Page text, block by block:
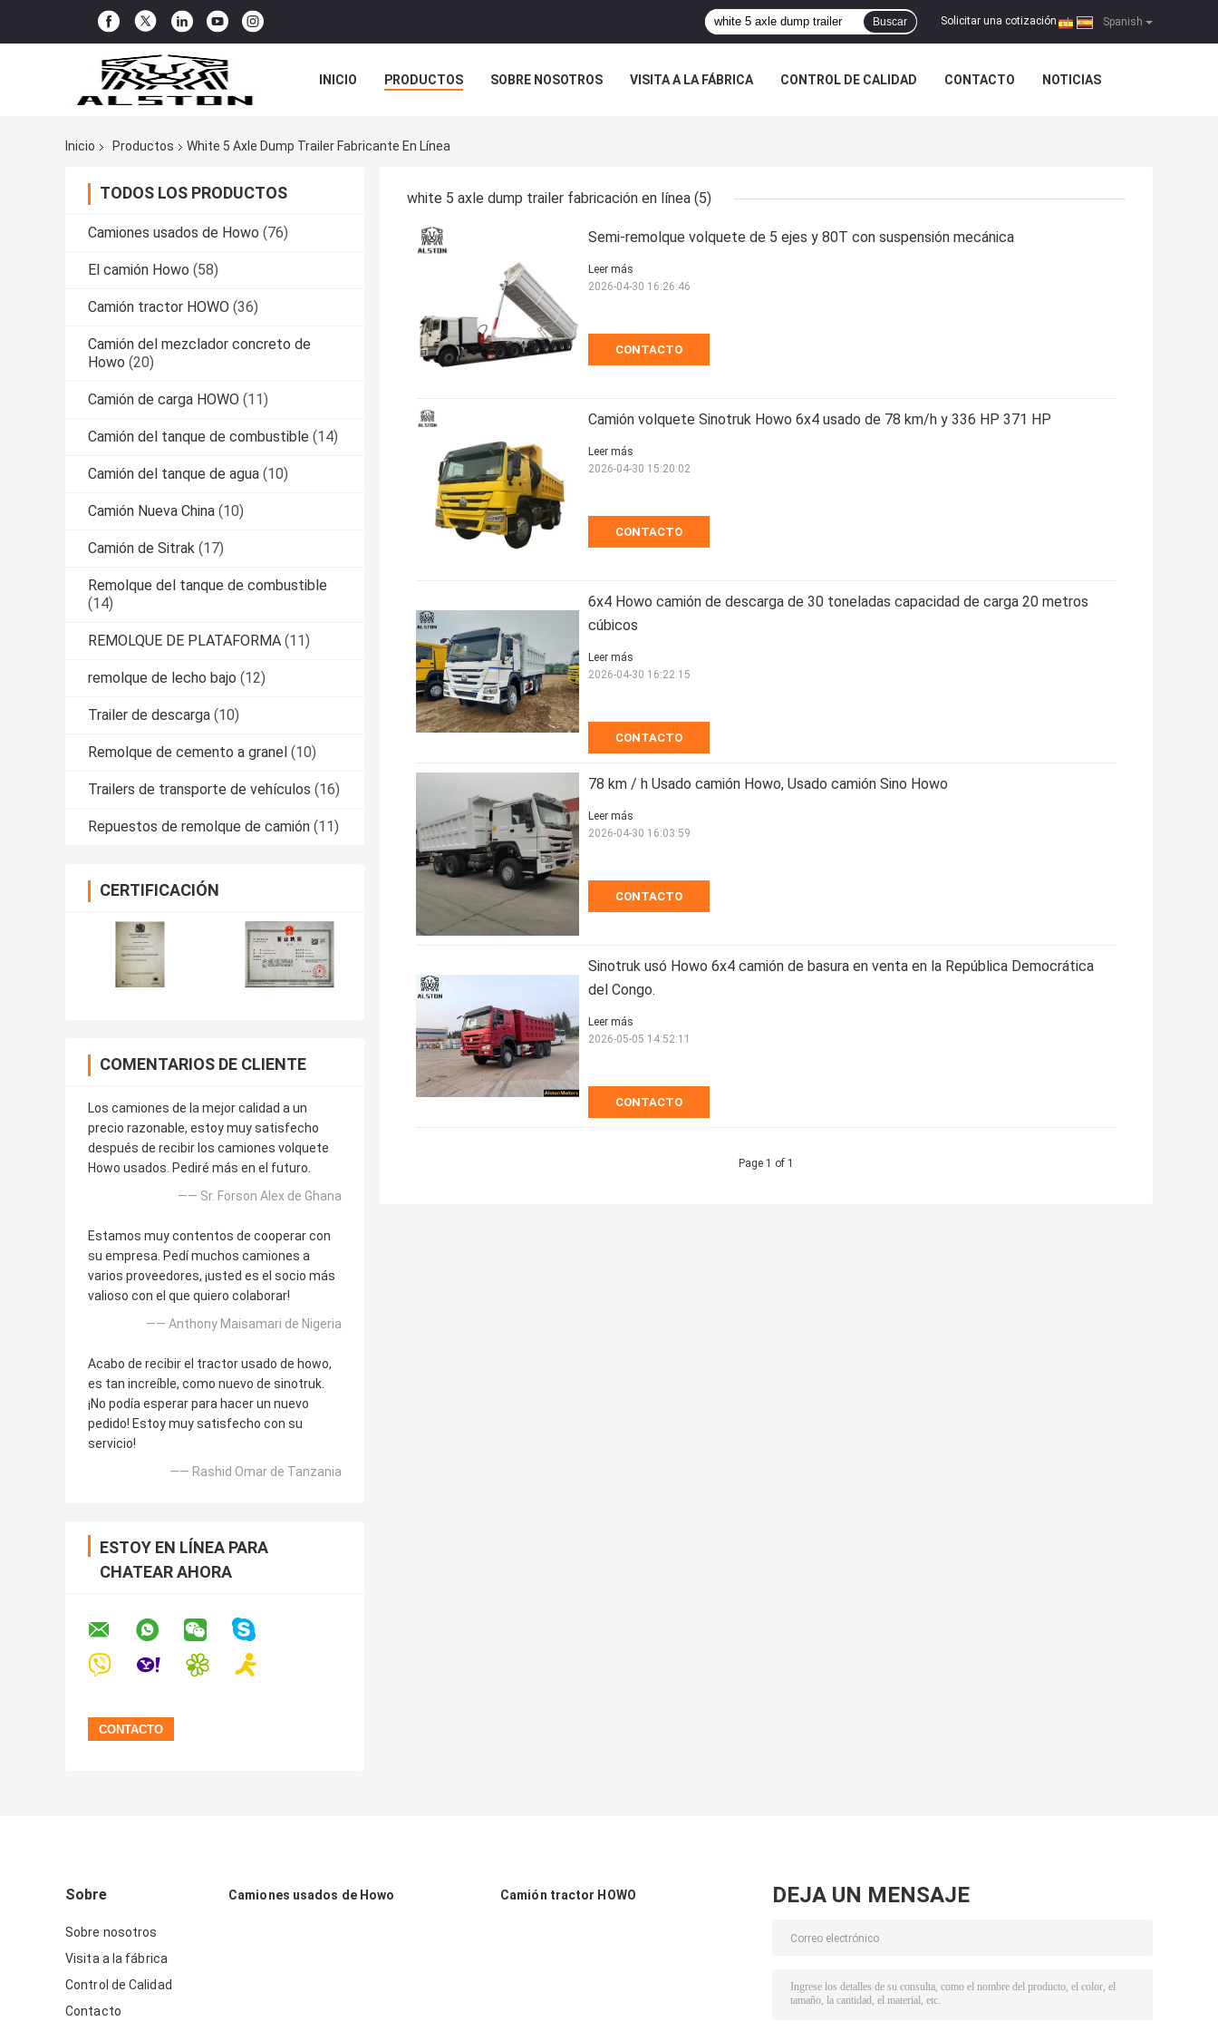
Spanish
Solicitar una cotización |
Buscar
INICIO PRODUCTOS SOBRE NOSOTROS VISITA A LA FÁBRICA CONTROL DE CALIDAD CONTACTO NOTICIAS
Inicio
Productos White 5 Axle Dump Trailer Fabricante En Línea
TODOS LOS PRODUCTOS
Camiones usados de Howo (76)
El camión Howo (58)
Camión tractor HOWO (36)
Camión del mezclador concreto de
Howo (20)
Camión de carga HOWO (11)
Camión del tanque de combustible (14)
Camión del tanque de agua (10)
Camión Nueva China (10)
Camión de Sitrak (17)
Remolque del tanque de combustible
(14)
REMOLQUE DE PLATAFORMA (11)
remolque de lecho bajo (12)
Trailer de descarga (10)
Remolque de cemento a granel (10)
Trailers de transporte de vehículos (16)
Repuestos de remolque de camión (11)
CERTIFICACIÓN
COMENTARIOS DE CLIENTE
Los camiones de la mejor calidad a un
precio razonable, estoy muy satisfecho
después de recibir los camiones volquete
Howo usados. Pediré más en el futuro.
—— Sr. Forson Alex de Ghana
Estamos muy contentos de cooperar con
su empresa. Pedí muchos camiones a
varios proveedores, ¡usted es el socio más
valioso con el que quiero colaborar!
—— Anthony Maisamari de Nigeria
Acabo de recibir el tractor usado de howo,
es tan increíble, como nuevo de sinotruk.
¡No podía esperar para hacer un nuevo
pedido! Estoy muy satisfecho con su
servicio!
—— Rashid Omar de Tanzania
ESTOY EN LÍNEA PARA
CHATEAR AHORA
white 5 axle dump trailer fabricación en línea (5)
Semi-remolque volquete de 5 ejes y 80T con suspensión mecánica
CONTACTO
Leer más
2026-04-30 16:26:46
Camión volquete Sinotruk Howo 6x4 usado de 78 km/h y 336 HP 371 HP
CONTACTO
Leer más
2026-04-30 15:20:02
6x4 Howo camión de descarga de 30 toneladas capacidad de carga 20 metros
cúbicos
CONTACTO
Leer más
2026-04-30 16:22:15
78 km / h Usado camión Howo, Usado camión Sino Howo
CONTACTO
Leer más
2026-04-30 16:03:59
Sinotruk usó Howo 6x4 camión de basura en venta en la República Democrática
del Congo.
CONTACTO
Leer más
2026-05-05 14:52:11
Page 1 of 1
Sobre
Sobre nosotros
Visita a la fábrica
Control de Calidad
Contacto
Camiones usados de Howo Camión tractor HOWO DEJA UN MENSAJE